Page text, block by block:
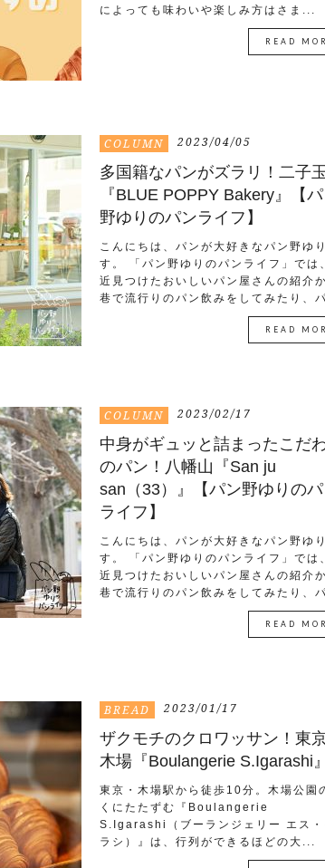
によっても味わいや楽しみ方はさま...
READ
COLUMN 2023/04/05
多国籍なパンがズラリ！二子玉
『BLUE POPPY Bakery』【
野ゆりのパンライフ】
こんにちは、パンが大好きなパン野ゆ
す。 「パン野ゆりのパンライフ」では
近見つけたおいしいパン屋さんの紹介か
巷で流行りのパン飲みをしてみたり、
READ
COLUMN 2023/02/17
中身がギュッと詰まったこだ
のパン！八幡山『San ju
san（33）』【パン野ゆりの
ライフ】
こんにちは、パンが大好きなパン野ゆ
す。 「パン野ゆりのパンライフ」では
近見つけたおいしいパン屋さんの紹介か
巷で流行りのパン飲みをしてみたり、
READ
BREAD 2023/01/17
ザクモチのクロワッサン！東京
木場『Boulangerie S.Igarashi
東京・木場駅から徒歩10分。木場公園
くにたたずむ『Boulangerie
S.Igarashi（ブーランジェリー エス・
ラシ）』は、行列ができるほどの大...